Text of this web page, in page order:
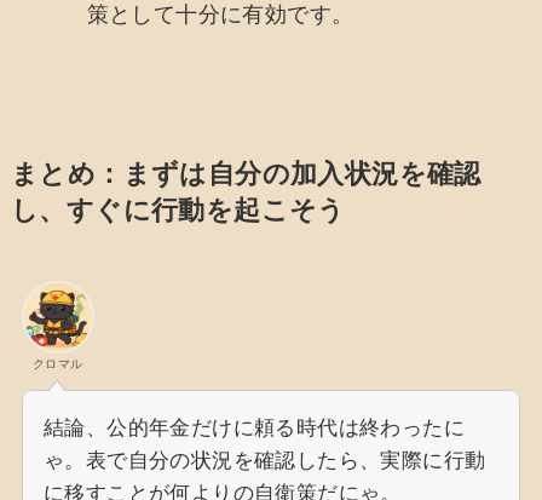
策として十分に有効です。
まとめ：まずは自分の加入状況を確認
し、すぐに行動を起こそう
クロマル
結論、公的年金だけに頼る時代は終わったに
ゃ。表で自分の状況を確認したら、実際に行動
に移すことが何よりの自衛策だにゃ。